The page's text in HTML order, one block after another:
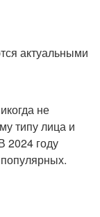
актуальными
не
типу лица и
2024 году